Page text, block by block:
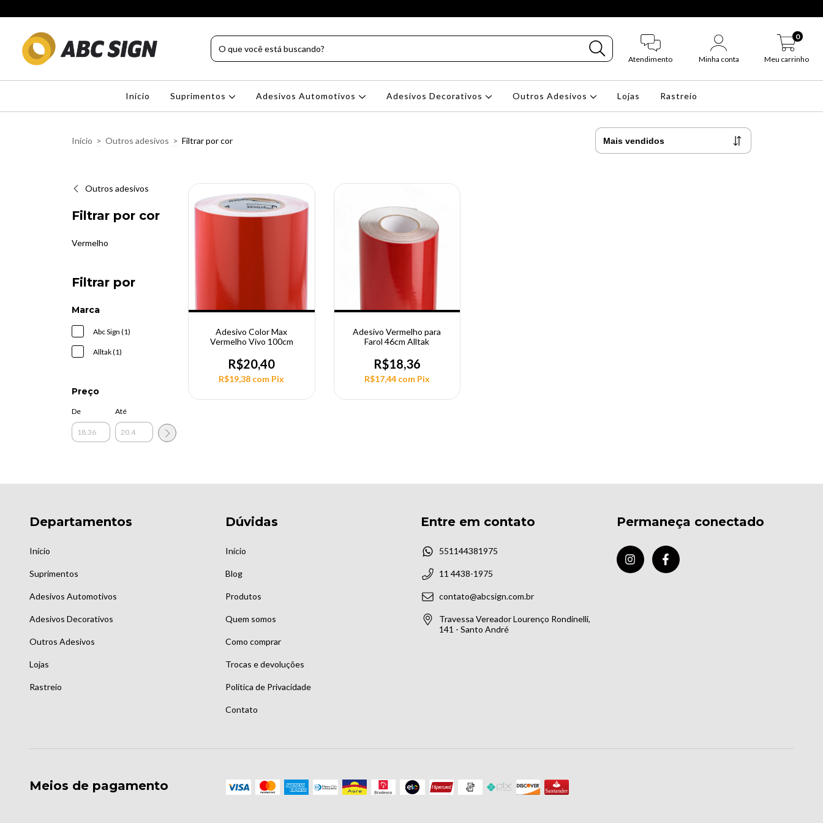
Atendimento Minha conta Meu carrinho
0
Início Suprimentos Adesivos Automotivos Adesivos Decorativos Outros Adesivos Lojas Rastreio
Início > Outros adesivos > Filtrar por cor
Outros adesivos
Filtrar por cor
Vermelho
Filtrar por
Marca
Abc Sign (1)
Alltak (1)
Preço
De Até
Adesivo Color Max
Vermelho Vivo 100cm
R$20,40
R$19,38 com Pix
Adesivo Vermelho para
Farol 46cm Alltak
R$18,36
R$17,44 com Pix
Departamentos
Início
Suprimentos
Adesivos Automotivos
Adesivos Decorativos
Outros Adesivos
Lojas
Rastreio
Dúvidas
Início
Blog
Produtos
Quem somos
Como comprar
Trocas e devoluções
Política de Privacidade
Contato
Entre em contato
551144381975
11 4438-1975
contato@abcsign.com.br
Travessa Vereador Lourenço Rondinelli,
141 - Santo André
Permaneça conectado
Meios de pagamento